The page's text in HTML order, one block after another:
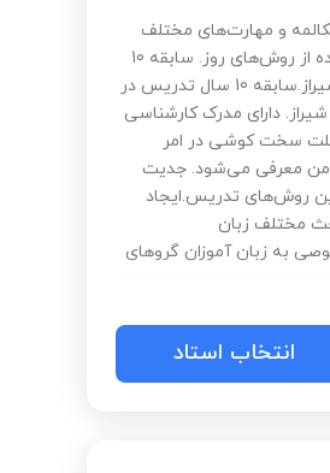
و مهارت‌های مختلف
زبان انگلیسی با بهترین کیفیت استفاده از روش‌های روز. سابقه 10
سال تدریس موفق زبان انگلیسی در شیراز.سابقه 10 سال تدریس در
دارای مدرک کارشناسی
سخت کوشی در امر
معرفی می‌شود. جدیت
روش‌های تدریس.ایجاد
مختلف زبان
به زبان آموزان گروهای
انتخاب استاد